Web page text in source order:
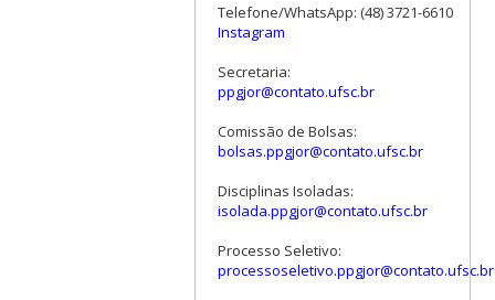
Telefone/WhatsApp: (48) 3721-6610
Instagram
Secretaria:
ppgjor@contato.ufsc.br
Comissão de Bolsas:
bolsas.ppgjor@contato.ufsc.br
Disciplinas Isoladas:
isolada.ppgjor@contato.ufsc.br
Processo Seletivo:
processoseletivo.ppgjor@contato.ufsc.br